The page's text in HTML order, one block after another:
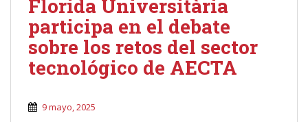
Florida Universitària
participa en el debate
sobre los retos del sector
tecnológico de AECTA
9 mayo, 2025